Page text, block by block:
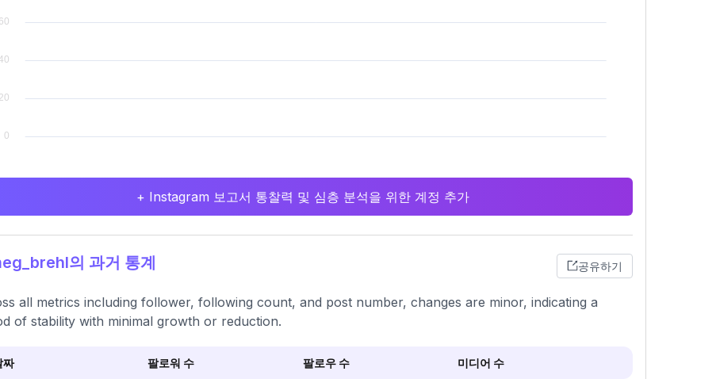
+ Instagram 보고서 통찰력 및 심층 분석을 위한 계정 추가
의 과거 통계 공유하기
all metrics including follower, following count, and post number, changes are minor, indicating a
of stability with minimal growth or reduction.
짜 팔로워 수 팔로우 수 미디어 수